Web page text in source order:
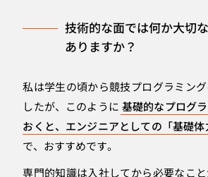
技術的な面では何か大切
ありますか？
私は学生の頃から競技プログラミン
したが、このように 基礎的なプログ
おくと、エンジニアとしての「基礎体
で、おすすめです。
専門的知識は入社してから必要なこ